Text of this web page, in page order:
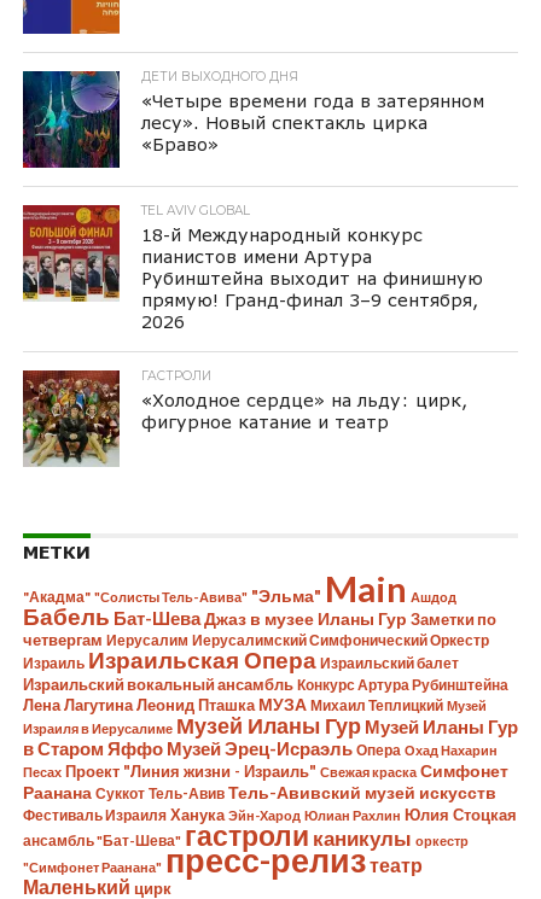
ДЕТИ ВЫХОДНОГО ДНЯ
«Четыре времени года в затерянном
лесу». Новый спектакль цирка
«Браво»
TEL AVIV GLOBAL
18-й Международный конкурс
пианистов имени Артура
Рубинштейна выходит на финишную
прямую! Гранд-финал 3–9 сентября,
2026
ГАСТРОЛИ
«Холодное сердце» на льду: цирк,
фигурное катание и театр
МЕТКИ
"Акадма" "Солисты Тель-Авива" "Эльма" Main Ашдод
Бабель Бат-ШеваДжаз в музее Иланы Гур Заметки по
четвергам Иерусалим Иерусалимский Симфонический Оркестр
Израиль Израильская Опера Израильский балет
Израильский вокальный ансамбль Конкурс Артура Рубинштейна
Лена Лагутина Леонид Пташка МУЗА Михаил Теплицкий Музей
Израиля в Иерусалиме Музей Иланы Гур Музей Иланы Гур
в Старом Яффо Музей Эрец-Исраэль Опера Охад Нахарин
Песах Проект "Линия жизни - Израиль" Свежая краска Симфонет
Раанана Суккот Тель-Авив Тель-Авивский музей искусств
Фестиваль Израиля Ханука Эйн-Харод Юлиан Рахлин Юлия Стоцкая
ансамбль "Бат-Шева" гастроли каникулы оркестр
"Симфонет Раанана" пресс-релизтеатр
Маленький цирк